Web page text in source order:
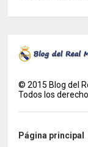
©2015 Blog del
Todos los
Página principal